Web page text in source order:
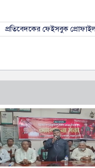
প্রতিবেদকের ফেইসবুক